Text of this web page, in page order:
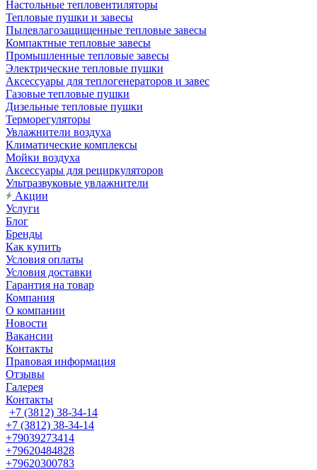
Настольные тепловентиляторы
Тепловые пушки и завесы
Пылевлагозащищенные тепловые завесы
Компактные тепловые завесы
Промышленные тепловые завесы
Электрические тепловые пушки
Аксессуары для теплогенераторов и завес
Газовые тепловые пушки
Дизельные тепловые пушки
Терморегуляторы
Увлажнители воздуха
Климатические комплексы
Мойки воздуха
Аксессуары для рециркуляторов
Ультразвуковые увлажнители
Акции
Услуги
Блог
Бренды
Как купить
Условия оплаты
Условия доставки
Гарантия на товар
Компания
О компании
Новости
Вакансии
Контакты
Правовая информация
Отзывы
Галерея
Контакты
+7 (3812) 38-34-14
+7 (3812) 38-34-14
+79039273414
+79620484828
+79620300783